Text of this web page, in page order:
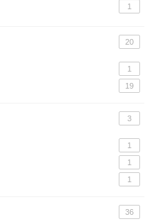
1
20
1
19
3
1
1
1
36